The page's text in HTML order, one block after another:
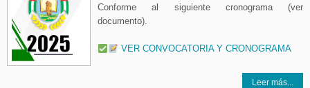
Conforme al siguiente cronograma (ver
documento).
VER CONVOCATORIA Y CRONOGRAMA
Leer más...